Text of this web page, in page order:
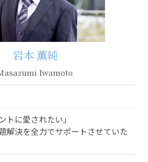
岩本 薫純
Iwamoto
トに愛されたい」
解決を全力でサポートさせていた